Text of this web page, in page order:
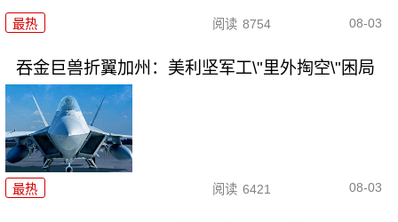
最热 阅读 8754 08-03
吞金巨兽折翼加州：美利坚军工\"里外掏空\"困局
最热 阅读 6421 08-03